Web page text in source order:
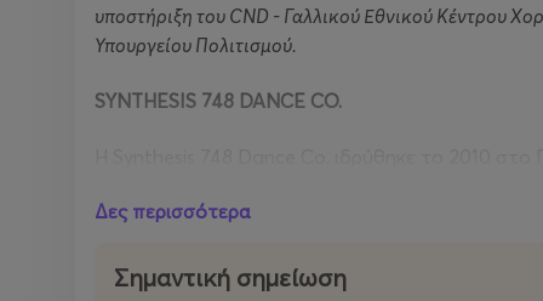
υποστήριξη του CND - Γαλλικού Εθνικού Κέντρου
Υπουργείου Πολιτισμού.
SYNTHESIS 748 DANCE CO.
Υπουργείο Πολιτισμού και βάση της είναι η
ευρωπαϊκές χώρες, στη Νότια Αμερική, στον
Δες περισσότερα
Σημαντική σημείωση